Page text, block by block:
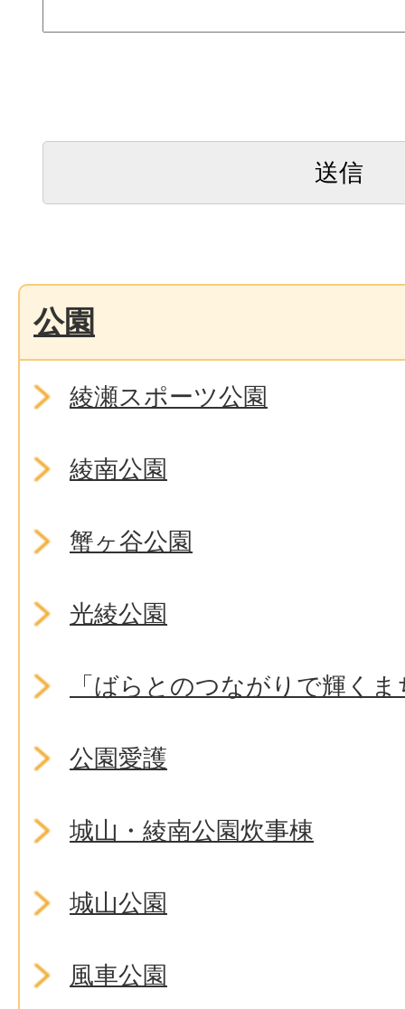
公園
綾瀬スポーツ公園
綾南公園
蟹ヶ谷公園
光綾公園
「ばらとのつながりで輝く
公園愛護
城山・綾南公園炊事棟
城山公園
風車公園